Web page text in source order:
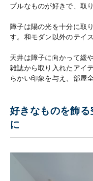
プルなものが好きで、取
障子は陽の光を十分に取
す。和モダン以外のテイ
天井は障子に向かって緩
雑誌から取り入れたアイ
らかい印象を与え、部屋
好きなものを飾
に